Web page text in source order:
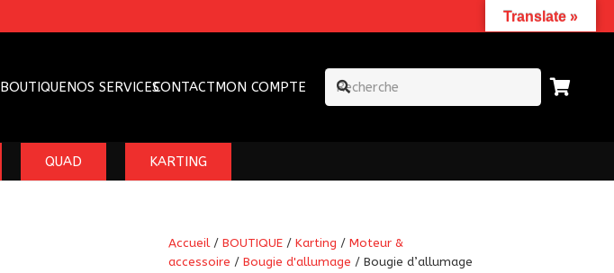
BOUTIQUENOS SERVICESCONTACTMON COMPTE
QUAD KARTING
Accueil/BOUTIQUE /Karting /Moteur &
accessoire /Bougie d'allumage / Bougie d’allumage
Translate »